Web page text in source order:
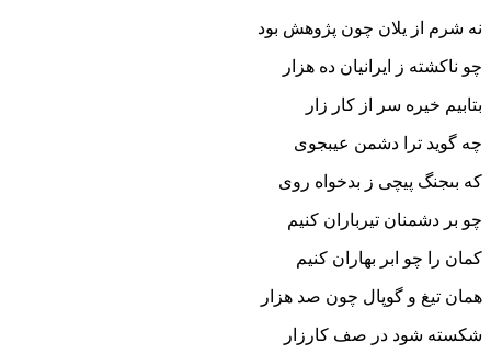
نه شرم از یلان چون پژوهش بود
چو ناکشته ز ایرانیان ده هزار
بتابیم خیره سر از کار زار
چه گوید ترا دشمن عیب‏جوى
که بى‏جنگ پیچى ز بدخواه روى‏
چو بر دشمنان تیرباران کنیم
کمان را چو ابر بهاران کنیم‏
همان تیغ و گوپال چون صد هزار
شکسته شود در صف کارزار